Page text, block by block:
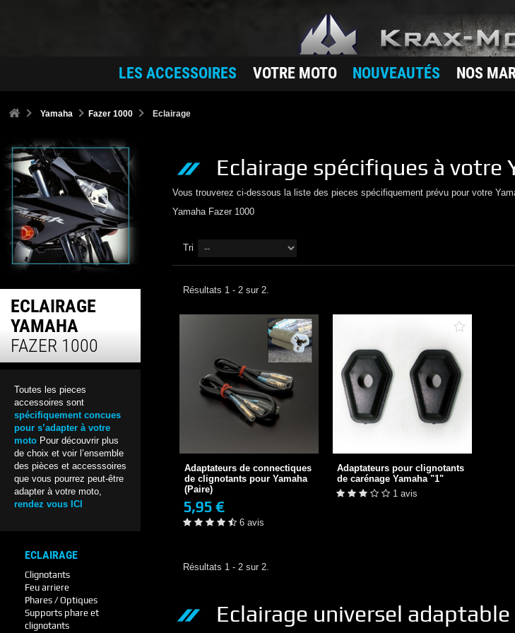
LES ACCESSOIRES VOTRE MOTO NOUVEAUTÉS NOS
Yamaha Fazer 1000 Eclairage
ECLAIRAGE
YAMAHA
FAZER 1000
Toutes les pieces
accessoires sont
spécifiquement concues
pour s’adapter à votre
moto Pour découvrir plus
de choix et voir l’ensemble
des pièces et accesssoires
que vous pourrez peut-être
adapter à votre moto,
rendez vous ICI
ECLAIRAGE
Clignotants
Feu arriere
Phares / Optiques
Supports phare et
clignotants
Eclairage spécifiques à votre
Vous trouverez ci-dessous la liste des pieces spécifiquement prévu pour votre
Yamaha Fazer 1000
Tri
Résultats 1 - 2 sur 2.
Adaptateurs de connectiques
de clignotants pour Yamaha
(Paire)
5,95 €
5,95 € EN STOCK
6 avis
+ DE DÉTAILS
6 avis
Adaptateurs pour clignotants
de carénage Yamaha "1"
Adaptateurs pour clignotants
de carénage...
+ DE DÉTAILS
1 avis
Résultats 1 - 2 sur 2.
Eclairage universel